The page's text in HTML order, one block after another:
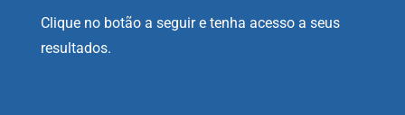
Clique no botão a seguir e tenha acesso a seus
resultados.